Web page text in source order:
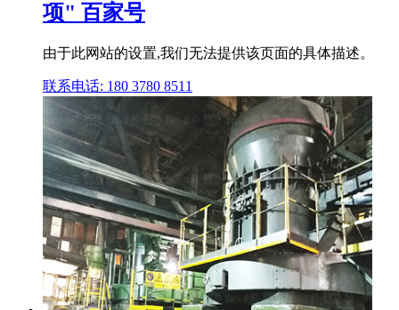
项" 百家号
由于此网站的设置,我们无法提供该页面的具体描述。
联系电话: 180 3780 8511